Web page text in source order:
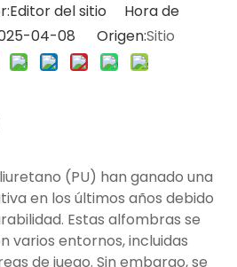
del sitio Hora de
04-08 Origen:Sitio
(PU) han ganado una
en los últimos años debido
Estas alfombras se
varios entornos, incluidas
de juego. Sin embargo, se